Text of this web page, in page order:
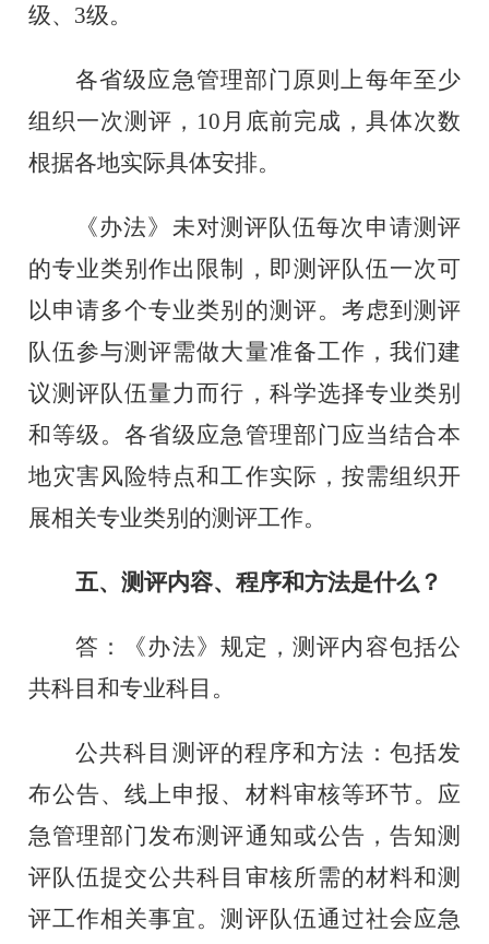
级、 3级。
各省级应急管理部门原则上每年至少
组织一次测评， 10 月底前完成，具体次数
根据各地实际具体安排。
《办法》未对测评队伍每次申请测评
的专业类别作出限制，即测评队伍一次可
以申请多个专业类别的测评。考虑到测评
队伍参与测评需做大量准备工作，我们建
议测评队伍量力而行，科学选择专业类别
和等级。各省级应急管理部门应当结合本
地灾害风险特点和工作实际，按需组织开
展相关专业类别的测评工作。
五、测评内容、程序和方法是什么？
答：《办法》规定，测评内容包括公
共科目和专业科目。
公共科目测评的程序和方法：包括发
布公告、线上申报、材料审核等环节。应
急管理部门发布测评通知或公告，告知测
评队伍提交公共科目审核所需的材料和测
评工作相关事宜。测评队伍通过社会应急